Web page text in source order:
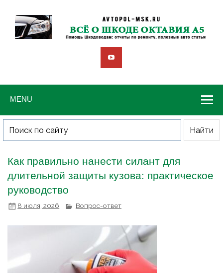
MENU
Как правильно нанести силант для
длительной защиты кузова: практическое
руководство
8 июля, 2026 Вопрос-ответ